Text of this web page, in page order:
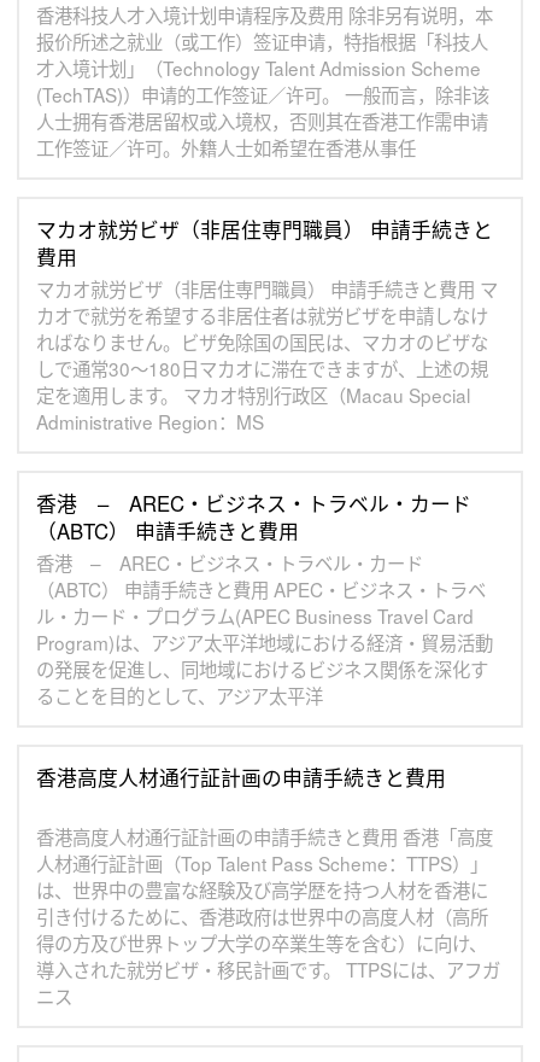
香港科技人才入境计划申请程序及费用 除非另有说明，本
报价所述之就业（或工作）签证申请，特指根据「科技人
才入境计划」（Technology Talent Admission Scheme
(TechTAS)）申请的工作签证／许可。 一般而言，除非该
人士拥有香港居留权或入境权，否则其在香港工作需申请
工作签证／许可。外籍人士如希望在香港从事任
マカオ就労ビザ（非居住専門職員） 申請手続きと
費用
マカオ就労ビザ（非居住専門職員） 申請手続きと費用 マ
カオで就労を希望する非居住者は就労ビザを申請しなけ
ればなりません。ビザ免除国の国民は、マカオのビザな
しで通常30～180日マカオに滞在できますが、上述の規
定を適用します。 マカオ特別行政区（Macau Special
Administrative Region：MS
香港 – AREC・ビジネス・トラベル・カード
（ABTC） 申請手続きと費用
香港 – AREC・ビジネス・トラベル・カード
（ABTC） 申請手続きと費用 APEC・ビジネス・トラベ
ル・カード・プログラム(APEC Business Travel Card
Program)は、アジア太平洋地域における経済・貿易活動
の発展を促進し、同地域におけるビジネス関係を深化す
ることを目的として、アジア太平洋
香港高度人材通行証計画の申請手続きと費用
香港高度人材通行証計画の申請手続きと費用 香港「高度
人材通行証計画（Top Talent Pass Scheme：TTPS）」
は、世界中の豊富な経験及び高学歴を持つ人材を香港に
引き付けるために、香港政府は世界中の高度人材（高所
得の方及び世界トップ大学の卒業生等を含む）に向け、
導入された就労ビザ・移民計画です。 TTPSには、アフガ
ニス